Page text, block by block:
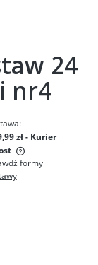
24
nr4
zł- Kurier
formy